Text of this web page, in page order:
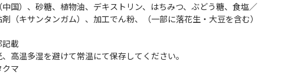
国）、砂糖、植物油、デキストリン、はちみつ、ぶどう糖、食塩／
（キサンタンガム）、加工でん粉、（一部に落花生・大豆を含む）
載
高温多湿を避けて常温にて保存してください。
マ